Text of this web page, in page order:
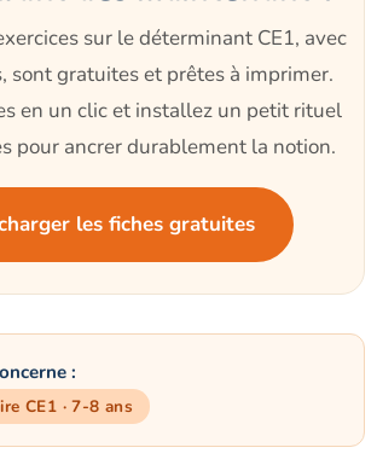
sur le déterminant CE1, avec
sont gratuites et prêtes à imprimer.
en un clic et installez un petit rituel
pour ancrer durablement la notion.
les fiches gratuites
:
CE1 · 7-8 ans